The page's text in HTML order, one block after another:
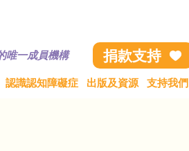
唯一成員機構 捐款支持
認識認知障礙症 出版及資源 支持我們